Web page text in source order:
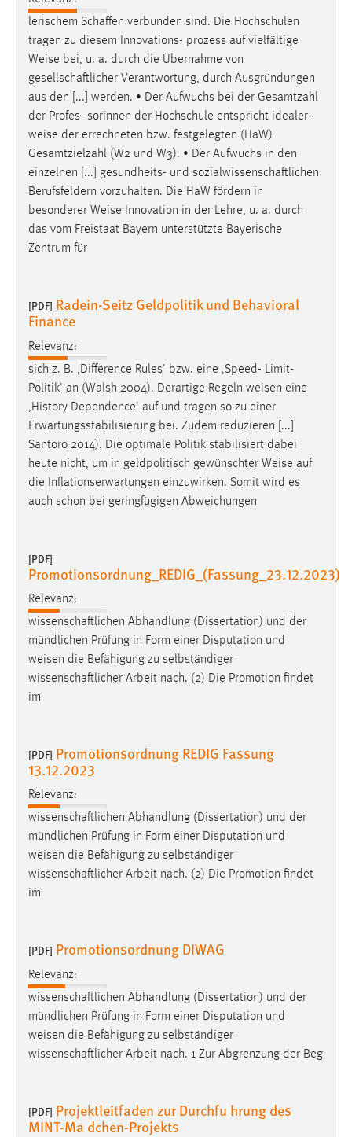
lerischem Schaffen verbunden sind. Die Hochschulen
tragen zu diesem Innovations- prozess auf vielfältige
Weise bei, u. a. durch die Übernahme von
gesellschaftlicher Verantwortung, durch Ausgründungen
aus den [...] werden. • Der Aufwuchs bei der Gesamtzahl
der Profes- sorinnen der Hochschule entspricht idealer-
weise der errechneten bzw. festgelegten (HaW)
Gesamtzielzahl (W2 und W3). • Der Aufwuchs in den
einzelnen [...] gesundheits- und sozialwissenschaftlichen
Berufsfeldern vorzuhalten. Die HaW fördern in
besonderer Weise Innovation in der Lehre, u. a. durch
das vom Freistaat Bayern unterstützte Bayerische
Zentrum für
[PDF] Radein-Seitz Geldpolitik und Behavioral
Finance
Relevanz:
sich z. B. ,Difference Rules' bzw. eine ,Speed- Limit-
Politik' an (Walsh 2004). Derartige Regeln weisen eine
,History Dependence' auf und tragen so zu einer
Erwartungsstabilisierung bei. Zudem reduzieren [...]
Santoro 2014). Die optimale Politik stabilisiert dabei
heute nicht, um in geldpolitisch gewünschter Weise auf
die Inflationserwartungen einzuwirken. Somit wird es
auch schon bei geringfügigen Abweichungen
[PDF]
Promotionsordnung_REDIG_(Fassung_23.12.2023)
Relevanz:
wissenschaftlichen Abhandlung (Dissertation) und der
mündlichen Prüfung in Form einer Disputation und
weisen die Befähigung zu selbständiger
wissenschaftlicher Arbeit nach. (2) Die Promotion findet
im
[PDF] Promotionsordnung REDIG Fassung
13.12.2023
Relevanz:
wissenschaftlichen Abhandlung (Dissertation) und der
mündlichen Prüfung in Form einer Disputation und
weisen die Befähigung zu selbständiger
wissenschaftlicher Arbeit nach. (2) Die Promotion findet
im
[PDF] Promotionsordnung DIWAG
Relevanz:
wissenschaftlichen Abhandlung (Dissertation) und der
mündlichen Prüfung in Form einer Disputation und
weisen die Befähigung zu selbständiger
wissenschaftlicher Arbeit nach. 1 Zur Abgrenzung der Beg
[PDF] Projektleitfaden zur Durchfu hrung des
MINT-Ma dchen-Projekts
EXTERNE MEDIEN
Plattformen anzeigen zu können, werden von diesen
YouTube
Vimeo